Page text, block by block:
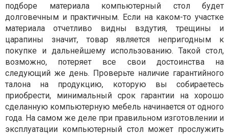
подборе материала компьютерный стол будет
долговечным и практичным. Если на каком-то участке
материала отчетливо видны вздутия, трещины и
царапины значит, товар является непригодным к
покупке и дальнейшему использованию. Такой стол,
возможно, потеряет все свои достоинства на
следующий же день. Проверьте наличие гарантийного
талона на продукцию, которую вы собираетесь
приобрести, минимальный срок гарантии на хорошо
сделанную компьютерную мебель начинается от одного
года. На самом же деле при правильном изготовлении и
эксплуатации компьютерный стол может прослужить